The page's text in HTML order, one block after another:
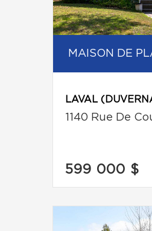
MAISON DE
LAVAL
1140 Rue De
599 000 $